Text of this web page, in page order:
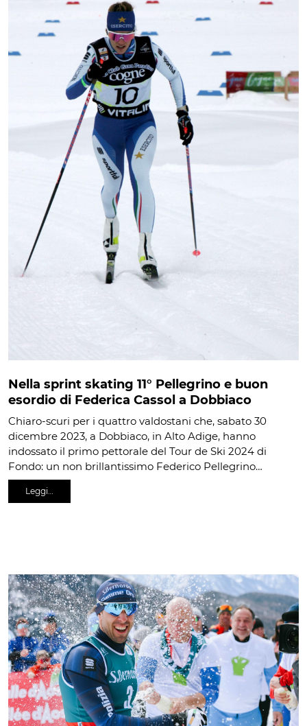
Nella sprint skating 11° Pellegrino e buon
esordio di Federica Cassol a Dobbiaco
Chiaro-scuri per i quattro valdostani che, sabato 30
dicembre 2023, a Dobbiaco, in Alto Adige, hanno
indossato il primo pettorale del Tour de Ski 2024 di
Fondo: un non brillantissimo Federico Pellegrino…
Leggi…